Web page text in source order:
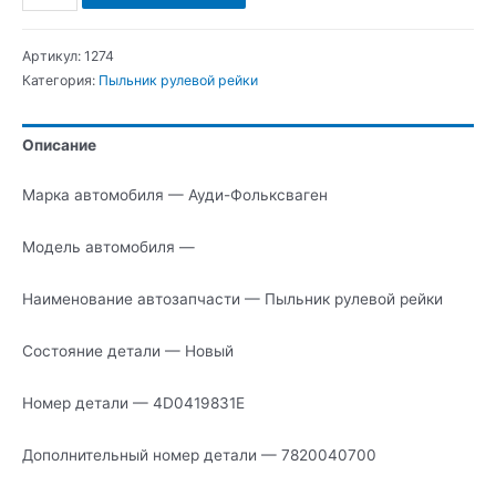
Ауди-
Пыльник
рейки
Артикул: 1274
Категория: Пыльник рулевой рейки
Описание
Марка автомобиля — Ауди-Фольксваген
Модель автомобиля —
Наименование автозапчасти — Пыльник рулевой рейки
Состояние детали — Новый
Номер детали — 4D0419831E
Дополнительный номер детали — 7820040700